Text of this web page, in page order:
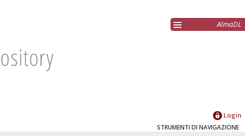
AlmaDL
Login
STRUMENTI DI NAVIGAZIONE